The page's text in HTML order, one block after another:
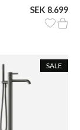
SEK 8.699
SALE